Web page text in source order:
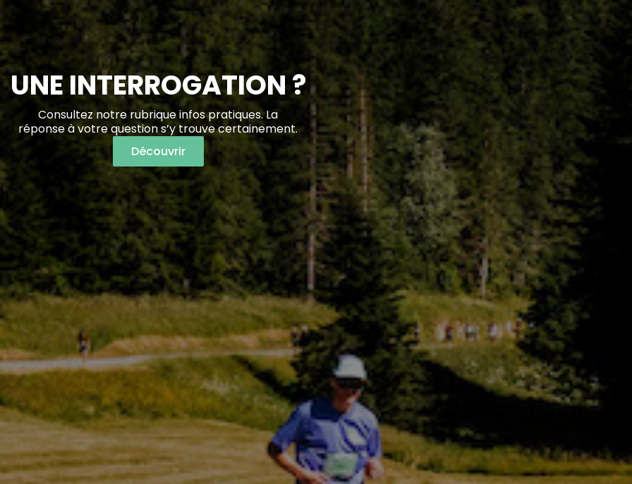
UNE INTERROGATION ?
Consultez notre rubrique infos pratiques. La
réponse à votre question s’y trouve certainement.
Découvrir